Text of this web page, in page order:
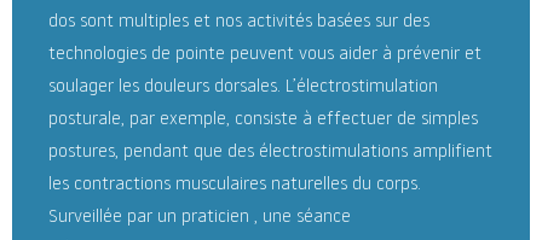
dos sont multiples et nos activités basées sur des
technologies de pointe peuvent vous aider à prévenir et
soulager les douleurs dorsales. L’électrostimulation
posturale, par exemple, consiste à effectuer de simples
postures, pendant que des électrostimulations amplifient
les contractions musculaires naturelles du corps.
Surveillée par un praticien , une séance